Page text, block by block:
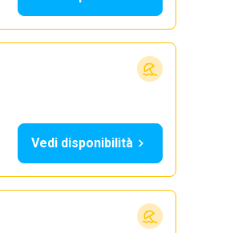
Vedi disponibilità